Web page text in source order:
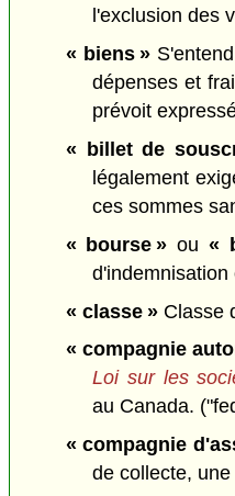
l'exclusion des
« biens »
dépenses et
prévoit
« billet de
légalement
ces sommes
« bourse » ou «
« classe »Classe
« compagnie
Loi sur les
au Canada.
« compagnie
de collecte,